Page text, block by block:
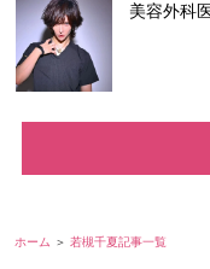
美容外科
ホーム 若槻千夏記事一覧